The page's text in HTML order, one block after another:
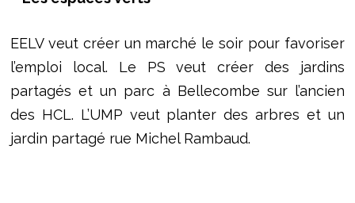
EELV veut créer un marché le soir pour favoriser
l’emploi local. Le PS veut créer des jardins
partagés et un parc à Bellecombe sur l’ancien
des HCL. L’UMP veut planter des arbres et un
jardin partagé rue Michel Rambaud.